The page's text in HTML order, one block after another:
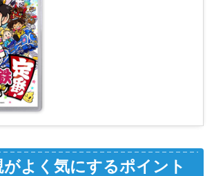
がよく気にするポイント